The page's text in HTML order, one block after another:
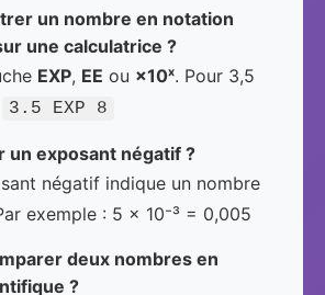
un nombre en notation
une calculatrice ?
EXP, EE ou ×10ˣ. Pour 3,5
3.5 EXP 8
un exposant négatif ?
négatif indique un nombre
exemple : 5 × 10⁻³ = 0,005
deux nombres en
?